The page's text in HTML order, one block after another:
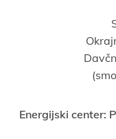
Energijski center: